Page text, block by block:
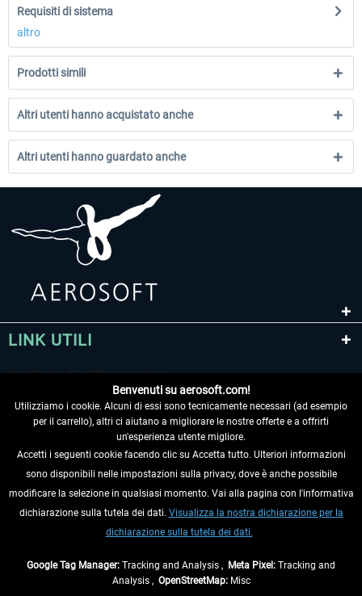
Requisiti di sistema
altro
Prodotti simili
Altri utenti hanno acquistato anche
Altri utenti hanno guardato anche
LINK UTILI
RECEDERE DAL CONTRATTO
INFORMAZIONI
Benvenuti su aerosoft.com!
Utilizziamo i cookie. Alcuni di essi sono tecnicamente necessari (ad esempio
per il carrello), altri ci aiutano a migliorare le nostre offerte e a offrirti
un'esperienza utente migliore.
Accetti i seguenti cookie facendo clic su Accetta tutto. Ulteriori informazioni
sono disponibili nelle impostazioni sulla privacy, dove è anche possibile
modificare la selezione in qualsiasi momento. Vai alla pagina con l'informativa
dichiarazione sulla tutela dei dati. Visualizza la nostra dichiarazione per la
dichiarazione sulla tutela dei dati.
Google Tag Manager: Tracking and Analysis , Meta Pixel: Tracking and
Analysis , OpenStreetMap:Misc